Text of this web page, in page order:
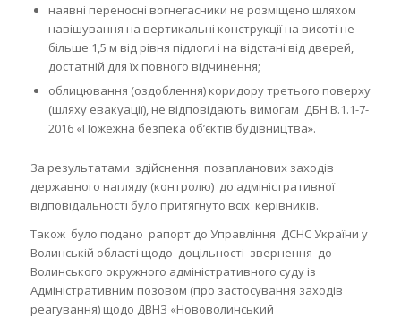
наявні переносні вогнегасники не розміщено шляхом
навішування на вертикальні конструкції на висоті не
більше 1,5 м від рівня підлоги і на відстані від дверей,
достатній для їх повного відчинення;
облицювання (оздоблення) коридору третього поверху
(шляху евакуації), не відповідають вимогам ДБН В.1.1-7-
2016 «Пожежна безпека об’єктів будівництва».
За результатами здійснення позапланових заходів
державного нагляду (контролю) до адміністративної
відповідальності було притягнуто всіх керівників.
Також було подано рапорт до Управління ДСНС України у
Волинській області щодо доцільності звернення до
Волинського окружного адміністративного суду із
Адміністративним позовом (про застосування заходів
реагування) щодо ДВНЗ «Нововолинський